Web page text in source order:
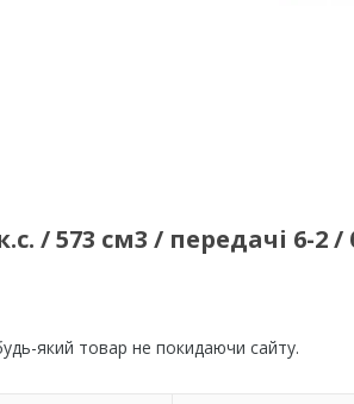
/ 573 см3 / передачі 6-2 /
який товар не покидаючи сайту.